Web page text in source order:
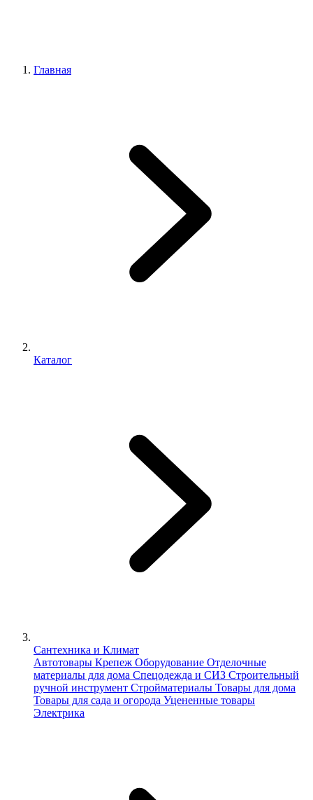
Главная
Каталог
Сантехника и Климат
Автотовары Крепеж Оборудование Отделочные
материалы для дома Спецодежда и СИЗ Строительный
ручной инструмент Стройматериалы Товары для дома
Товары для сада и огорода Уцененные товары
Электрика